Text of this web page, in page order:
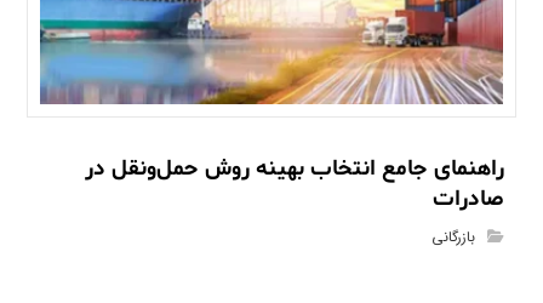
راهنمای جامع انتخاب بهینه روش حمل‌ونقل در
صادرات
بازرگانی